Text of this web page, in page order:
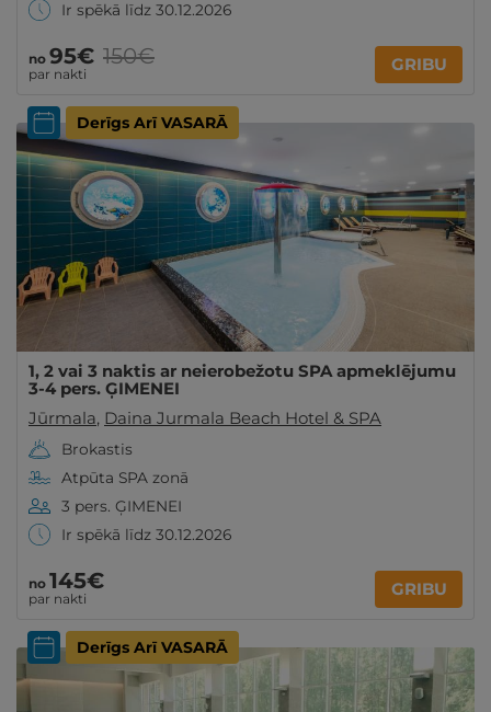
Ir spēkā līdz 30.12.2026
no 95€
par nakti
150€ GRIBU
Derīgs Arī VASARĀ
1, 2 vai 3 naktis ar neierobežotu SPA apmeklējumu
3-4 pers. ĢIMENEI
Jūrmala, Daina Jurmala Beach Hotel & SPA
Brokastis
Atpūta SPA zonā
3 pers. ĢIMENEI
Ir spēkā līdz 30.12.2026
no 145€
par nakti GRIBU
Derīgs Arī VASARĀ